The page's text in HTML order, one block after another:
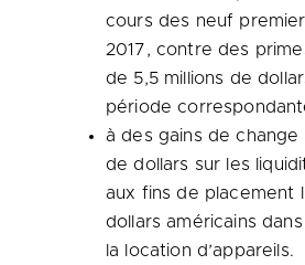
cours des neuf
2017, contre des
de 5,5 millions de
période
à des gains de change
de dollars sur les
aux fins de placement
dollars américains
la location d’appareils.